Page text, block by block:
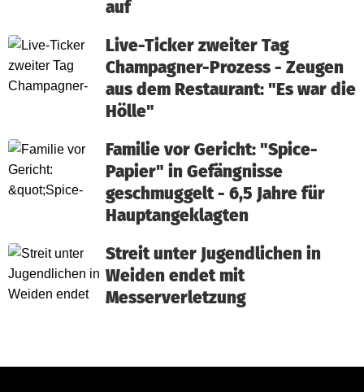
auf
Live-Ticker zweiter Tag
Champagner-Prozess - Zeugen
aus dem Restaurant: "Es war die
Hölle"
Familie vor Gericht: "Spice-
Papier" in Gefängnisse
geschmuggelt - 6,5 Jahre für
Hauptangeklagten
Streit unter Jugendlichen in
Weiden endet mit
Messerverletzung